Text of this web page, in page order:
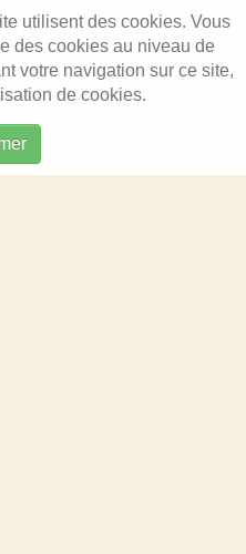
utilisent des cookies. Vous
des cookies au niveau de
votre navigation sur ce site,
de cookies.